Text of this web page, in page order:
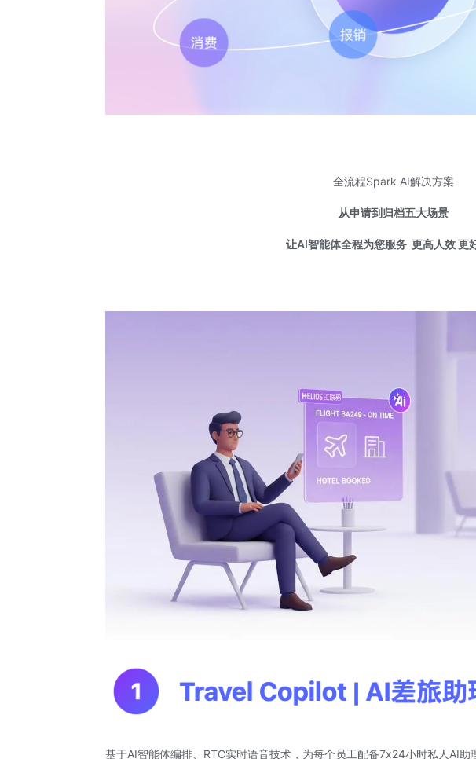
全流程Spark AI解决方案
从申请到归档五大场景
让AI智能体全程为您服务 更高人效 更
基于AI智能体编排、RTC实时语音技术，为每个员工配备7x24小时私人AI